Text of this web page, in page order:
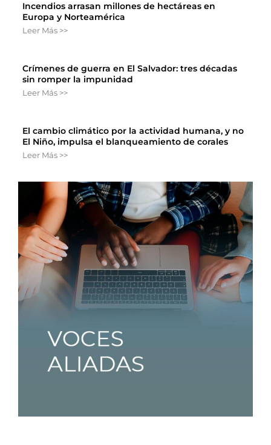
Incendios arrasan millones de hectáreas en
Europa y Norteamérica
Leer Más >>
Crímenes de guerra en El Salvador: tres décadas
sin romper la impunidad
Leer Más >>
El cambio climático por la actividad humana, y no
El Niño, impulsa el blanqueamiento de corales
Leer Más >>